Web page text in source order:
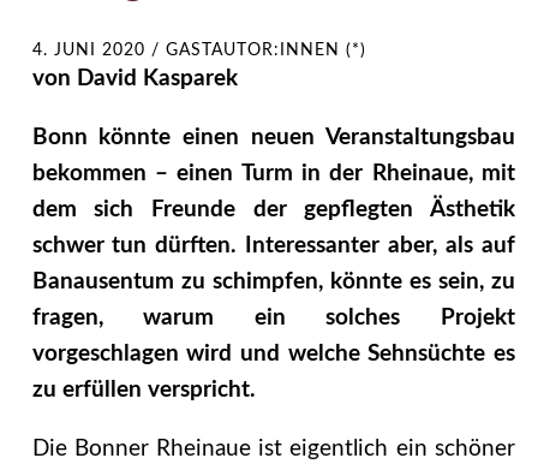
4. JUNI 2020 / GASTAUTOR:INNEN (*)
von David Kasparek
Bonn könnte einen neuen Veranstaltungsbau
bekommen – einen Turm in der Rheinaue, mit
dem sich Freunde der gepflegten Ästhetik
schwer tun dürften. Interessanter aber, als auf
Banausentum zu schimpfen, könnte es sein, zu
fragen, warum ein solches Projekt
vorgeschlagen wird und welche Sehnsüchte es
zu erfüllen verspricht.
Die Bonner Rheinaue ist eigentlich ein schöner